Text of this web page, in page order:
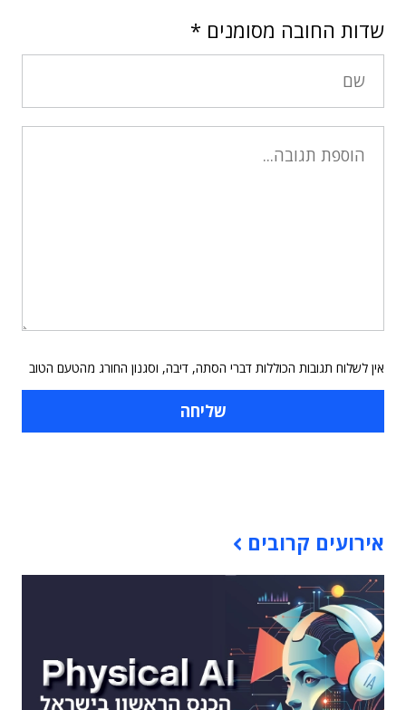
שדות החובה מסומנים *
אין לשלוח תגובות הכוללות דברי הסתה, דיבה, וסגנון החורג מהטעם הטוב
אירועים קרובים